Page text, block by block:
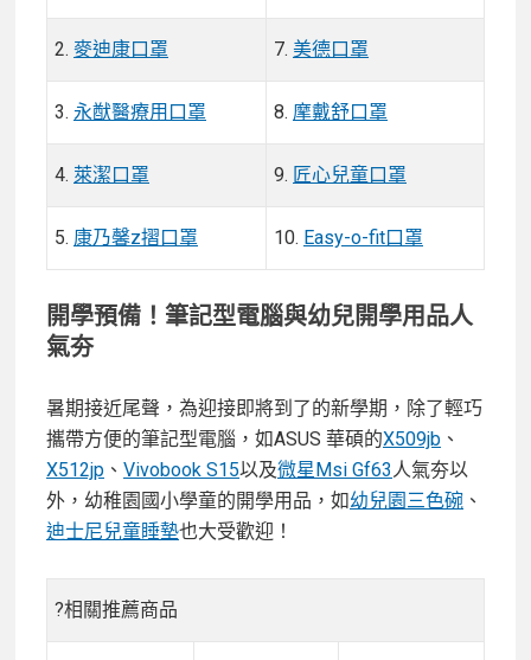
2. 麥迪康口罩 7. 美德口罩
3. 永猷醫療用口罩 8. 摩戴舒口罩
4. 萊潔口罩 9. 匠心兒童口罩
5. 康乃馨z摺口罩 10. Easy-o-fit口罩
開學預備！筆記型電腦與幼兒開學用品人
氣夯
暑期接近尾聲，為迎接即將到了的新學期，除了輕巧
攜帶方便的筆記型電腦，如ASUS 華碩的X509jb 、
X512jp 、 Vivobook S15以及微星Msi Gf63人氣夯以
外，幼稚園國小學童的開學用品，如幼兒園三色碗 、
迪士尼兒童睡墊也大受歡迎！
?相關推薦商品